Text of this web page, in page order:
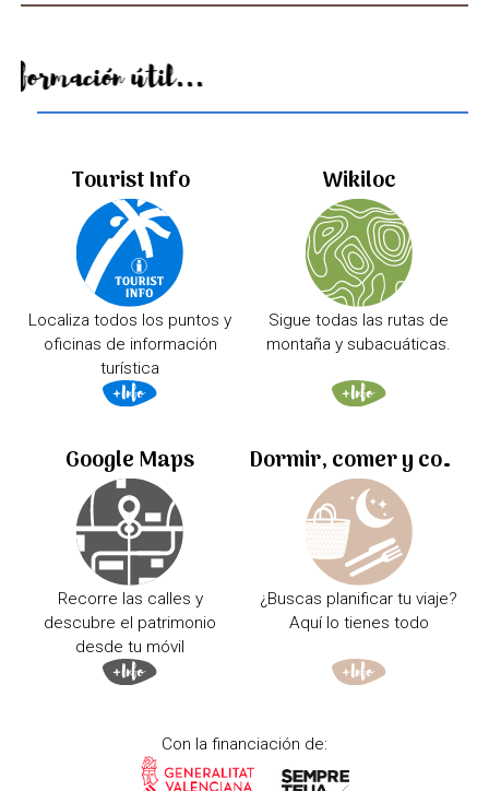
Información útil...
Tourist Info
Localiza todos los puntos y
oficinas de información
turística
Wikiloc
Sigue todas las rutas de
montaña y subacuáticas.
Google Maps
Recorre las calles y
descubre el patrimonio
desde tu móvil
Dormir, comer y comprar
¿Buscas planificar tu viaje?
Aquí lo tienes todo
Con la financiación de: